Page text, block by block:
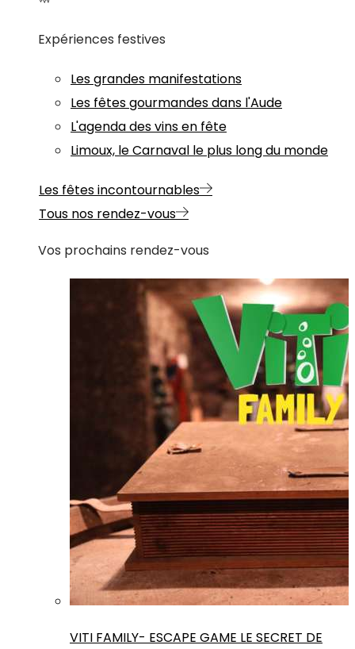
Expériences festives
Les grandes manifestations
Les fêtes gourmandes dans l'Aude
L'agenda des vins en fête
Limoux, le Carnaval le plus long du monde
Les fêtes incontournables
Tous nos rendez-vous
Vos prochains rendez-vous
VITI FAMILY- ESCAPE GAME LE SECRET DE